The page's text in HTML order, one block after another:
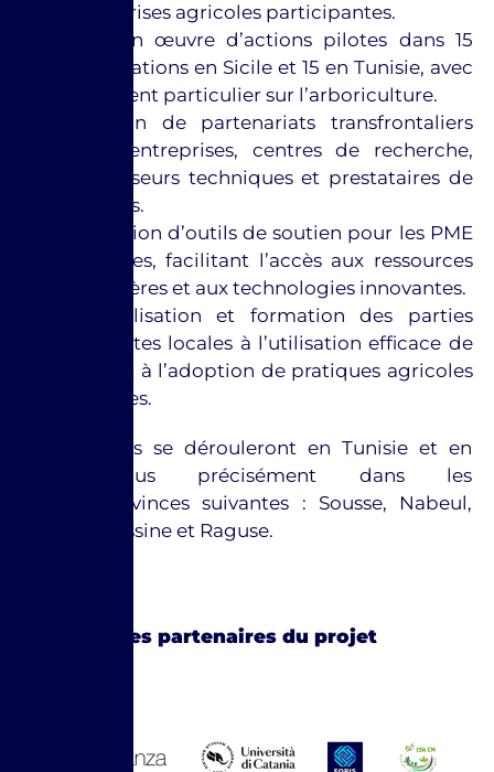
entreprises agricoles participantes.
Mise en œuvre d’actions pilotes dans 15
exploitations en Sicile et 15 en Tunisie, avec
un accent particulier sur l’arboriculture.
Création de partenariats transfrontaliers
entre entreprises, centres de recherche,
fournisseurs techniques et prestataires de
services.
Activation d’outils de soutien pour les PME
agricoles, facilitant l’accès aux ressources
financières et aux technologies innovantes.
Sensibilisation et formation des parties
prenantes locales à l’utilisation efficace de
l’eau et à l’adoption de pratiques agricoles
durables.
Les activités se dérouleront en Tunisie et en
Italie, plus précisément dans les
régions/provinces suivantes : Sousse, Nabeul,
Catane, Messine et Raguse.
Les partenaires du projet